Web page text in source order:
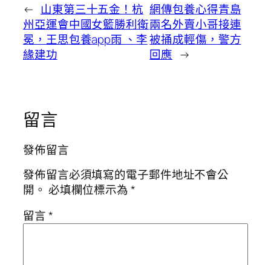
← 山東第三十五金！杭
州亞運會中國女籃勝利衛
冕，王思包養app雨 、李
緣建功
網傳包養心得青島
兩名外賣小哥接連
被捅成輕傷，警方
回應 →
留言
發佈留言
發佈留言必須填寫的電子郵件地址不會公
開。 必填欄位標示為*
留言*